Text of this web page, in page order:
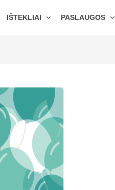
IŠTEKLIAI PASLAUGOS